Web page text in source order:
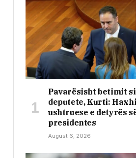
Pavarësisht betimit si
deputete, Kurti:
ushtruese e detyrës
presidentes
August 6, 2026